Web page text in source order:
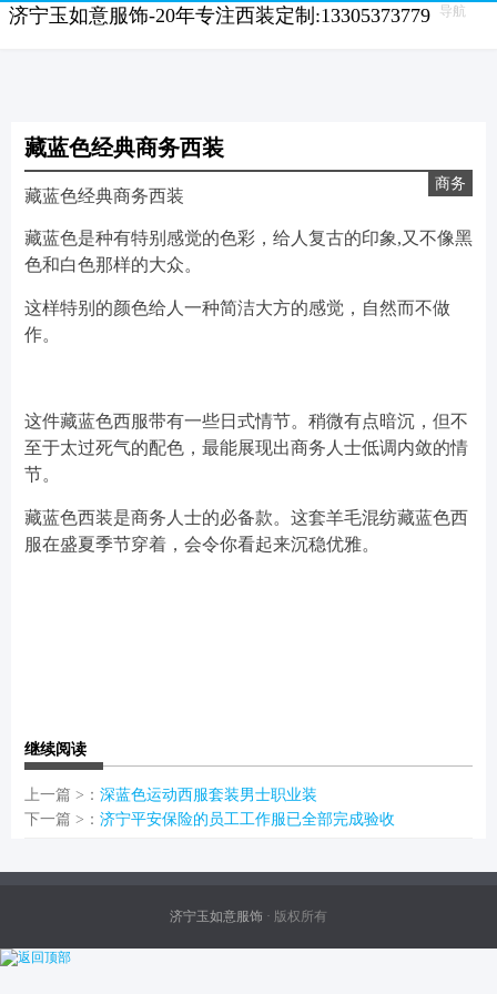
济宁玉如意服饰-20年专注西装定制:13305373779 导航
藏蓝色经典商务西装
商务
藏蓝色经典商务西装
藏蓝色是种有特别感觉的色彩，给人复古的印象,又不像黑
色和白色那样的大众。
这样特别的颜色给人一种简洁大方的感觉，自然而不做
作。
这件藏蓝色西服带有一些日式情节。稍微有点暗沉，但不
至于太过死气的配色，最能展现出商务人士低调内敛的情
节。
藏蓝色西装是商务人士的必备款。这套羊毛混纺藏蓝色西
服在盛夏季节穿着，会令你看起来沉稳优雅。
继续阅读
上一篇 >： 深蓝色运动西服套装男士职业装
下一篇 >： 济宁平安保险的员工工作服已全部完成验收
济宁玉如意服饰 · 版权所有